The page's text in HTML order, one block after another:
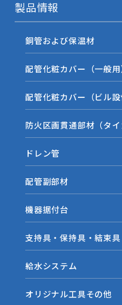
製品情報
銅管および保温材
配管化粧カバー（一般用
配管化粧カバー（ビル設
防火区画貫通部材（タ
ドレン管
配管副部材
機器据付台
支持具・保持具・結束具
給水システム
オリジナル工具その他